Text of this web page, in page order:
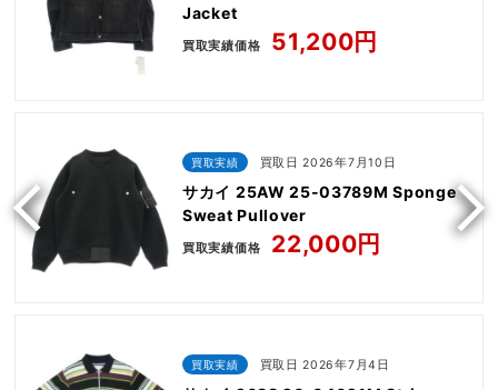
Jacket
買取実績価格 51,200円
買取実績 買取日 2026年7月10日
サカイ 25AW 25-03789M Sponge
Sweat Pullover
買取実績価格 22,000円
買取実績 買取日 2026年7月4日